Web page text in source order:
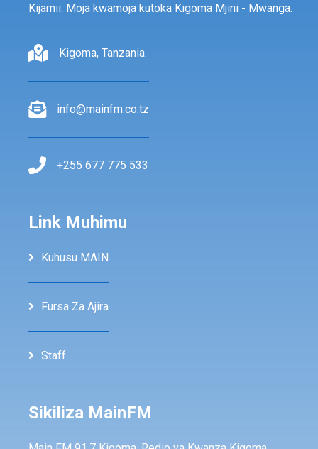
Kijamii. Moja kwamoja kutoka Kigoma Mjini - Mwanga.
Kigoma, Tanzania.
info@mainfm.co.tz
+255 677 775 533
Link Muhimu
Kuhusu MAIN
Fursa Za Ajira
Staff
Sikiliza MainFM